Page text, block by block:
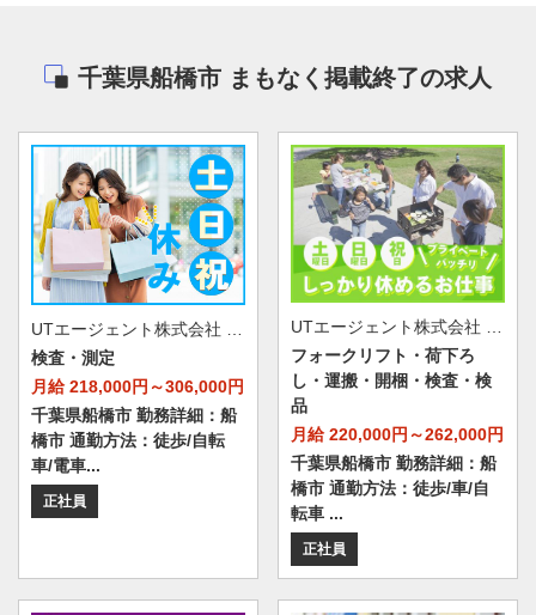
千葉県船橋市 まもなく掲載終了の求人
検査・測定
月給 218,000円～306,000円
千葉県船橋市 勤務詳細：船
橋市 通勤方法：徒歩/自転
車/電車...
正社員
UTエージェント株式会社 AGT南関東第一CU AGT船橋エリア 船橋第18CL《JAMG1-PC》
フォークリフト・荷下ろ
し・運搬・開梱・検査・検
品
月給 220,000円～262,000円
千葉県船橋市 勤務詳細：船
橋市 通勤方法：徒歩/車/自
転車 ...
正社員